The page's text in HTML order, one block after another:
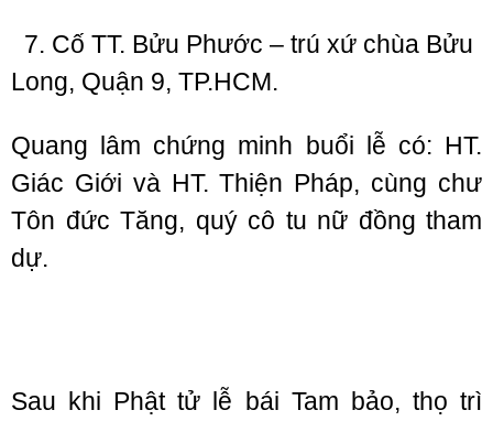
7. Cố TT. Bửu Phước – trú xứ chùa Bửu
Long, Quận 9, TP.HCM.
Quang lâm chứng minh buổi lễ có: HT.
Giác Giới và HT. Thiện Pháp, cùng chư
Tôn đức Tăng, quý cô tu nữ đồng tham
dự.
Sau khi Phật tử lễ bái Tam bảo, thọ trì